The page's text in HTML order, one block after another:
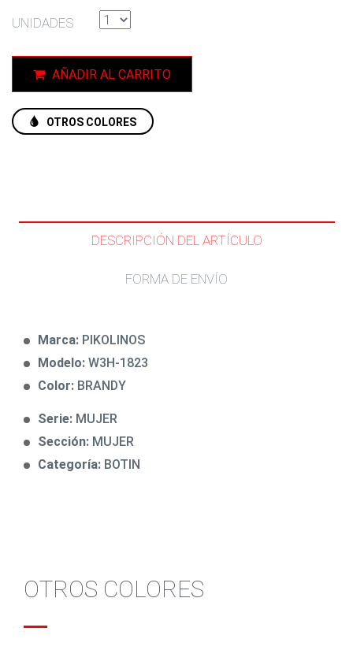
UNIDADES
AÑADIR AL CARRITO
OTROS COLORES
DESCRIPCIÓN DEL ARTÍCULO
FORMA DE ENVÍO
Marca: PIKOLINOS
Modelo: W3H-1823
Color: BRANDY
Serie: MUJER
Sección: MUJER
Categoría: BOTIN
OTROS COLORES